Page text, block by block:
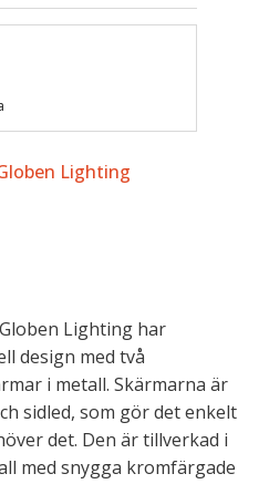
Lighting
Lighting har
design med två
i metall. Skärmarna är
sidled, som gör det enkelt
det. Den är tillverkad i
med snygga kromfärgade